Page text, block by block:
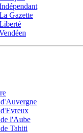
Gazette
l'Aube
Tahiti